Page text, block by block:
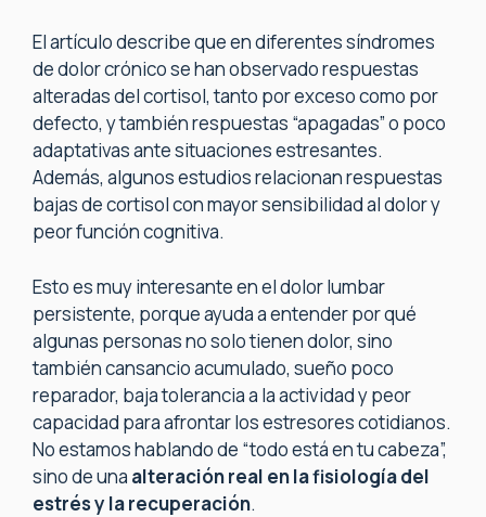
El artículo describe que en diferentes síndromes
de dolor crónico se han observado respuestas
alteradas del cortisol, tanto por exceso como por
defecto, y también respuestas “apagadas” o poco
adaptativas ante situaciones estresantes.
Además, algunos estudios relacionan respuestas
bajas de cortisol con mayor sensibilidad al dolor y
peor función cognitiva.
Esto es muy interesante en el dolor lumbar
persistente, porque ayuda a entender por qué
algunas personas no solo tienen dolor, sino
también cansancio acumulado, sueño poco
reparador, baja tolerancia a la actividad y peor
capacidad para afrontar los estresores cotidianos.
No estamos hablando de “todo está en tu cabeza”,
sino de una alteración real en la fisiología del
estrés y la recuperación.